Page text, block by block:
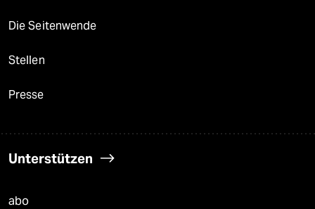
Die Seitenwende
Stellen
Presse
Unterstützen
abo